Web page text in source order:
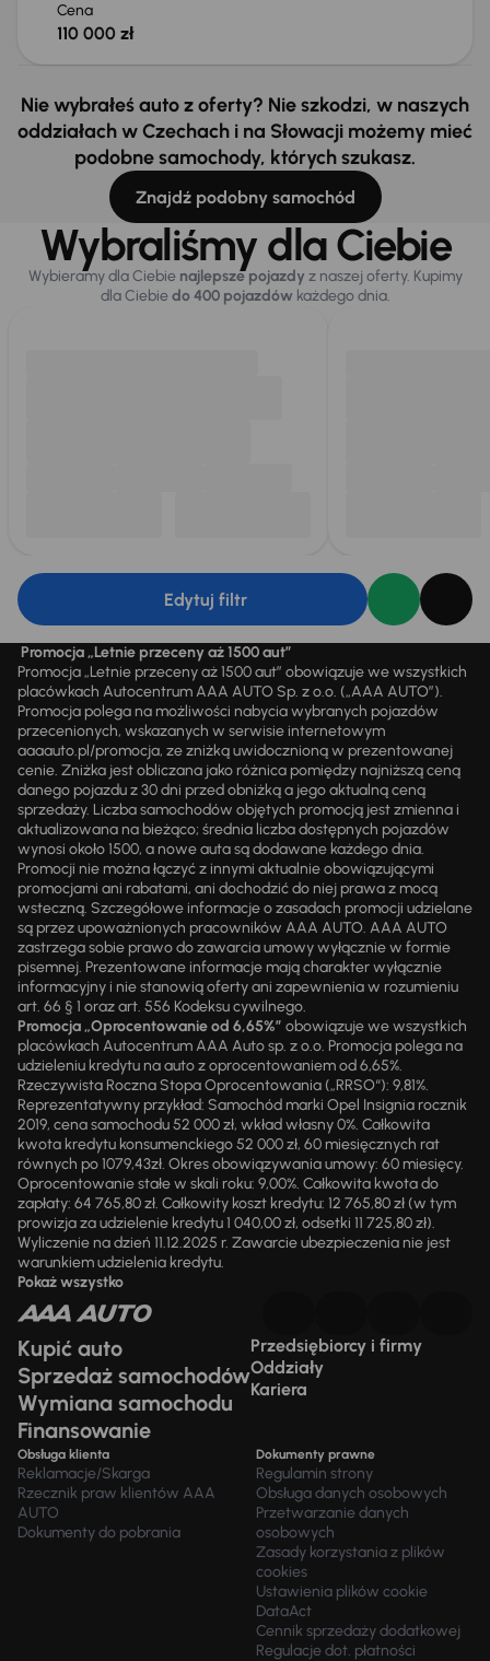
Cena
110 000 zł
Nie wybrałeś auto z oferty? Nie szkodzi, w naszych
oddziałach w Czechach i na Słowacji możemy mieć
podobne samochody, których szukasz.
Znajdź podobny samochód
Wybraliśmy dla Ciebie
Wybieramy dla Ciebie najlepsze pojazdy z naszej oferty. Kupimy
dla Ciebiedo 400 pojazdówkażdego dnia.
Edytuj filtr
Promocja „Letnie przeceny aż 1500 aut”
Promocja „Letnie przeceny aż 1500 aut” obowiązuje we wszystkich
placówkach Autocentrum AAA AUTO Sp. z o.o. („AAA AUTO”).
Promocja polega na możliwości nabycia wybranych pojazdów
przecenionych, wskazanych w serwisie internetowym
aaaauto.pl/promocja, ze zniżką uwidocznioną w prezentowanej
cenie. Zniżka jest obliczana jako różnica pomiędzy najniższą ceną
danego pojazdu z 30 dni przed obniżką a jego aktualną ceną
sprzedaży. Liczba samochodów objętych promocją jest zmienna i
aktualizowana na bieżąco; średnia liczba dostępnych pojazdów
wynosi około 1500, a nowe auta są dodawane każdego dnia.
Promocji nie można łączyć z innymi aktualnie obowiązującymi
promocjami ani rabatami, ani dochodzić do niej prawa z mocą
wsteczną. Szczegółowe informacje o zasadach promocji udzielane
są przez upoważnionych pracowników AAA AUTO. AAA AUTO
zastrzega sobie prawo do zawarcia umowy wyłącznie w formie
pisemnej. Prezentowane informacje mają charakter wyłącznie
informacyjny i nie stanowią oferty ani zapewnienia w rozumieniu
art. 66 § 1 oraz art. 556 Kodeksu cywilnego.
Promocja „Oprocentowanie od 6,65%” obowiązuje we wszystkich
placówkach Autocentrum AAA Auto sp. z o.o. Promocja polega na
udzieleniu kredytu na auto z oprocentowaniem od 6,65%.
Rzeczywista Roczna Stopa Oprocentowania („RRSO“): 9,81%.
Reprezentatywny przykład: Samochód marki Opel Insignia rocznik
2019, cena samochodu 52 000 zł, wkład własny 0%. Całkowita
kwota kredytu konsumenckiego 52 000 zł, 60 miesięcznych rat
równych po 1079,43zł. Okres obowiązywania umowy: 60 miesięcy.
Oprocentowanie stałe w skali roku: 9,00%. Całkowita kwota do
zapłaty: 64 765,80 zł. Całkowity koszt kredytu: 12 765,80 zł (w tym
prowizja za udzielenie kredytu 1 040,00 zł, odsetki 11 725,80 zł).
Wyliczenie na dzień 11.12.2025 r. Zawarcie ubezpieczenia nie jest
warunkiem udzielenia kredytu.
Pokaż wszystko
Kupić auto
Sprzedaż samochodów
Wymiana samochodu
Finansowanie
Przedsiębiorcy i firmy
Oddziały
Kariera
Obsługa klienta
Reklamacje/Skarga
Rzecznik praw klientów AAA
AUTO
Dokumenty do pobrania
Dokumenty prawne
Regulamin strony
Obsługa danych osobowych
Przetwarzanie danych
osobowych
Zasady korzystania z plików
cookies
Ustawienia plików cookie
DataAct
Cennik sprzedaży dodatkowej
Regulacje dot. płatności